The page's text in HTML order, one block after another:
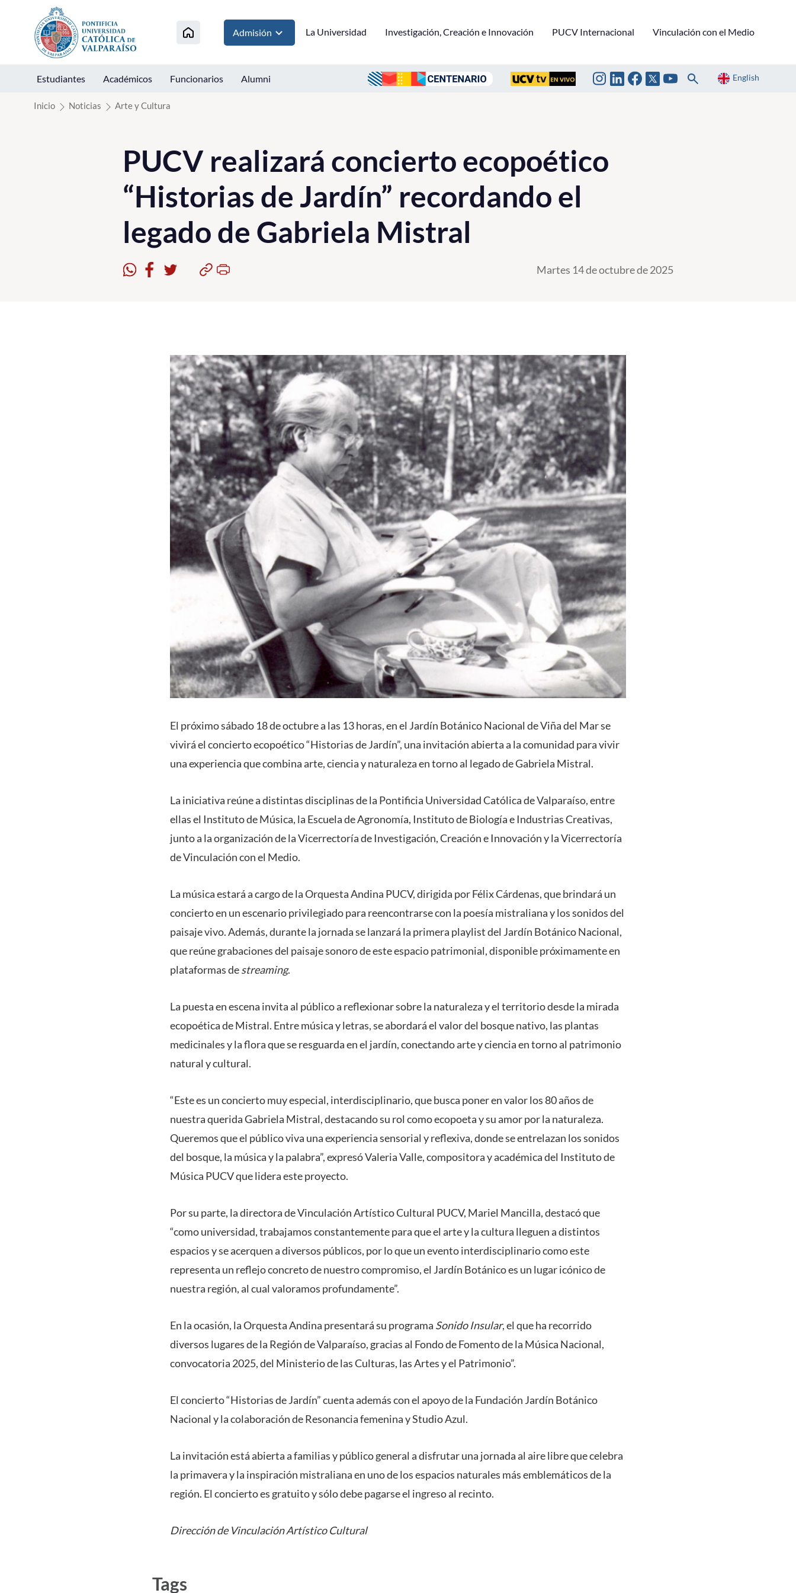
Click acá para ir directamente al contenido
Admisión La Universidad Investigación, Creación e Innovación PUCV Internacional Vinculación con el Medio
Estudiantes Académicos Funcionarios Alumni English
Inicio Noticias Arte y Cultura
PUCV realizará concierto ecopoético
“Historias de Jardín” recordando el
legado de Gabriela Mistral
Martes 14 de octubre de 2025
El próximo sábado 18 de octubre a las 13 horas, en el Jardín Botánico Nacional de Viña del Mar se
vivirá el concierto ecopoético “Historias de Jardín”, una invitación abierta a la comunidad para vivir
una experiencia que combina arte, ciencia y naturaleza en torno al legado de Gabriela Mistral.
La iniciativa reúne a distintas disciplinas de la Pontificia Universidad Católica de Valparaíso, entre
ellas el Instituto de Música, la Escuela de Agronomía, Instituto de Biología e Industrias Creativas,
junto a la organización de la Vicerrectoría de Investigación, Creación e Innovación y la Vicerrectoría
de Vinculación con el Medio.
La música estará a cargo de la Orquesta Andina PUCV, dirigida por Félix Cárdenas, que brindará un
concierto en un escenario privilegiado para reencontrarse con la poesía mistraliana y los sonidos del
paisaje vivo. Además, durante la jornada se lanzará la primera playlist del Jardín Botánico Nacional,
que reúne grabaciones del paisaje sonoro de este espacio patrimonial, disponible próximamente en
plataformas destreaming.
La puesta en escena invita al público a reflexionar sobre la naturaleza y el territorio desde la mirada
ecopoética de Mistral. Entre música y letras, se abordará el valor del bosque nativo, las plantas
medicinales y la flora que se resguarda en el jardín, conectando arte y ciencia en torno al patrimonio
natural y cultural.
“Este es un concierto muy especial, interdisciplinario, que busca poner en valor los 80 años de
nuestra querida Gabriela Mistral, destacando su rol como ecopoeta y su amor por la naturaleza.
Queremos que el público viva una experiencia sensorial y reflexiva, donde se entrelazan los sonidos
del bosque, la música y la palabra”, expresó Valeria Valle, compositora y académica del Instituto de
Música PUCV que lidera este proyecto.
Por su parte, la directora de Vinculación Artístico Cultural PUCV, Mariel Mancilla, destacó que
“como universidad, trabajamos constantemente para que el arte y la cultura lleguen a distintos
espacios y se acerquen a diversos públicos, por lo que un evento interdisciplinario como este
representa un reflejo concreto de nuestro compromiso, el Jardín Botánico es un lugar icónico de
nuestra región, al cual valoramos profundamente”.
En la ocasión, la Orquesta Andina presentará su programa Sonido Insular, el que ha recorrido
diversos lugares de la Región de Valparaíso, gracias al Fondo de Fomento de la Música Nacional,
convocatoria 2025, del Ministerio de las Culturas, las Artes y el Patrimonio”.
El concierto “Historias de Jardín” cuenta además con el apoyo de la Fundación Jardín Botánico
Nacional y la colaboración de Resonancia femenina y Studio Azul.
La invitación está abierta a familias y público general a disfrutar una jornada al aire libre que celebra
la primavera y la inspiración mistraliana en uno de los espacios naturales más emblemáticos de la
región. El concierto es gratuito y sólo debe pagarse el ingreso al recinto.
Dirección de Vinculación Artístico Cultural
Tags